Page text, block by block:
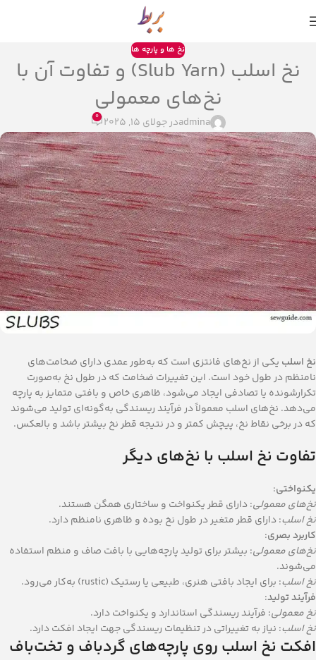
نخ ها و پارچه ها
نخ اسلب (Slub Yarn) و تفاوت آن با
نخ‌های معمولی
adminaدر جولای 15, 2025 0
نخ اسلب یکی از نخ‌های فانتزی است که به‌طور عمدی دارای ضخامت‌های
نامنظم در طول خود است. این تغییرات ضخامت که در طول نخ به‌صورت
تکرارشونده یا تصادفی ایجاد می‌شود، ظاهری خاص و بافتی متمایز به پارچه
می‌دهد. نخ‌های اسلب معمولاً در فرآیند ریسندگی به‌گونه‌ای تولید می‌شوند
که در برخی نقاط نخ، پیچش کمتر و در نتیجه قطر نخ بیشتر باشد و بالعکس.
تفاوت نخ اسلب با نخ‌های دیگر
یکنواختی:
نخ‌های معمولی: دارای قطر یکنواخت و ساختاری همگن هستند.
نخ اسلب: دارای قطر متغیر در طول نخ بوده و ظاهری نامنظم دارد.
کاربرد بصری:
نخ‌های معمولی: بیشتر برای تولید پارچه‌هایی با بافت صاف و منظم استفاده
می‌شوند.
نخ اسلب: برای ایجاد بافتی هنری، طبیعی یا رستیک (rustic) به‌کار می‌رود.
فرآیند تولید:
نخ معمولی: فرآیند ریسندگی استاندارد و یکنواخت دارد.
نخ اسلب: نیاز به تغییراتی در تنظیمات ریسندگی جهت ایجاد افکت دارد.
افکت نخ اسلب روی پارچه‌های گردباف و تخت‌باف
ما سالها تجربه را آسان و مناسب عرضه میکنیم.